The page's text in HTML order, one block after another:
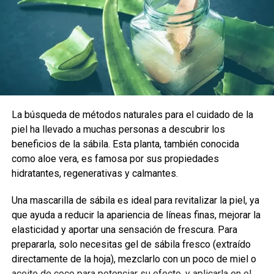
La búsqueda de métodos naturales para el cuidado de la
piel ha llevado a muchas personas a descubrir los
beneficios de la sábila. Esta planta, también conocida
como aloe vera, es famosa por sus propiedades
hidratantes, regenerativas y calmantes.
Una mascarilla de sábila es ideal para revitalizar la piel, ya
que ayuda a reducir la apariencia de líneas finas, mejorar la
elasticidad y aportar una sensación de frescura. Para
prepararla, solo necesitas gel de sábila fresco (extraído
directamente de la hoja), mezclarlo con un poco de miel o